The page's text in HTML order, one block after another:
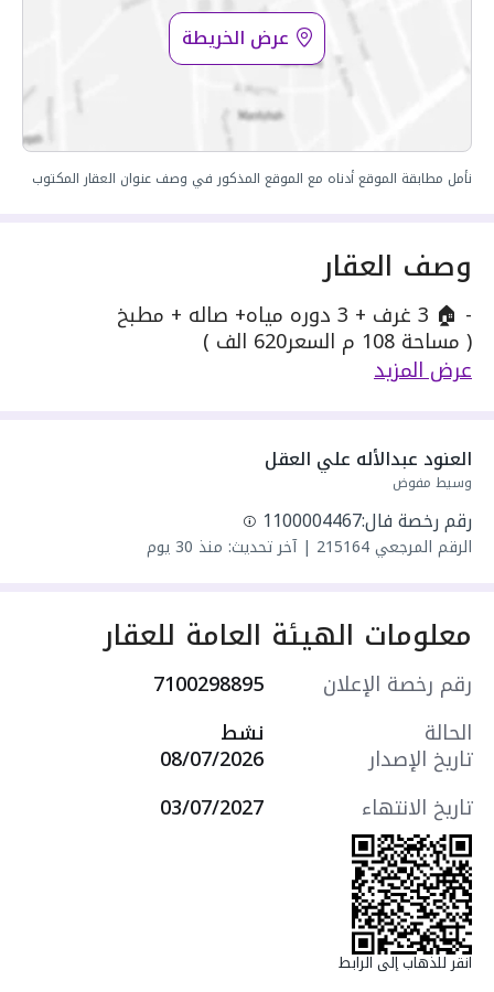
عرض الخريطة
نأمل مطابقة الموقع أدناه مع الموقع المذكور في وصف عنوان العقار المكتوب
وصف العقار
- 🏠 3 غرف + 3 دوره مياه+ صاله + مطبخ
( مساحة 108 م السعر620 الف )
دخول ذكي ✅
—————————————————-
الضمانات شاملة ✔️
اتحاد ملاك سنه مجانا✔️
خزان علوي وسفلي✔️
عداد كهرباء خاص✔️
موقف خاص للشقه✔️
عرض المزيد
العنود عبدالأله علي العقل
وسيط مفوض
رقم رخصة فال:1100004467
الرقم المرجعي215164
|آخر تحديث: منذ 30 يوم
معلومات الهيئة العامة للعقار
رقم رخصة الإعلان
7100298895
الحالة
نشط
تاريخ الإصدار
08/07/2026
تاريخ الانتهاء
03/07/2027
انقر للذهاب إلى الرابط